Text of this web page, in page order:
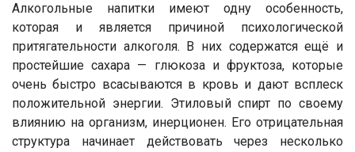
Алкогольные напитки имеют одну особенность,
которая и является причиной психологической
притягательности алкоголя. В них содержатся ещё и
простейшие сахара — глюкоза и фруктоза, которые
очень быстро всасываются в кровь и дают всплеск
положительной энергии. Этиловый спирт по своему
влиянию на организм, инерционен. Его отрицательная
структура начинает действовать через несколько